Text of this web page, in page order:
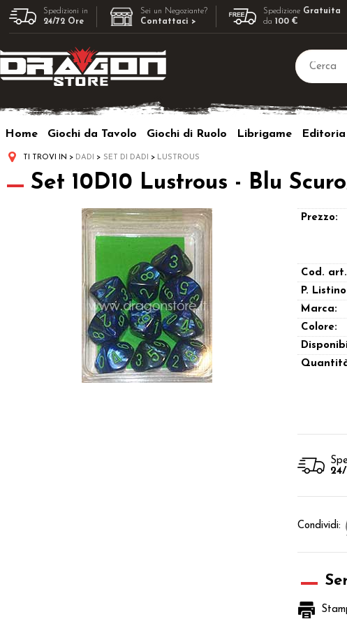
Spedizioni in
24/72 Ore
Sei un Negoziante?
Contattaci >
Spedizione Gratuita
da100 €
Home Giochi da Tavolo Giochi di Ruolo Librigame Editoria
TI TROVI IN DADI SET DI DADI LUSTROUS
Set 10D10 Lustrous - Blu
Prezzo:
Cod.
P.
Marca:
Colore:
Condividi: